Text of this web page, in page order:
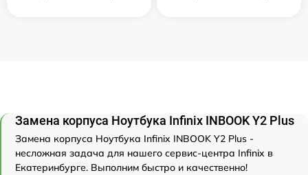
Замена корпуса Ноутбука Infinix INBOOK Y2 Plus
Замена корпуса Ноутбука Infinix INBOOK Y2 Plus -
несложная задача для нашего сервис-центра Infinix в
Екатеринбурге. Выполним быстро и качественно!